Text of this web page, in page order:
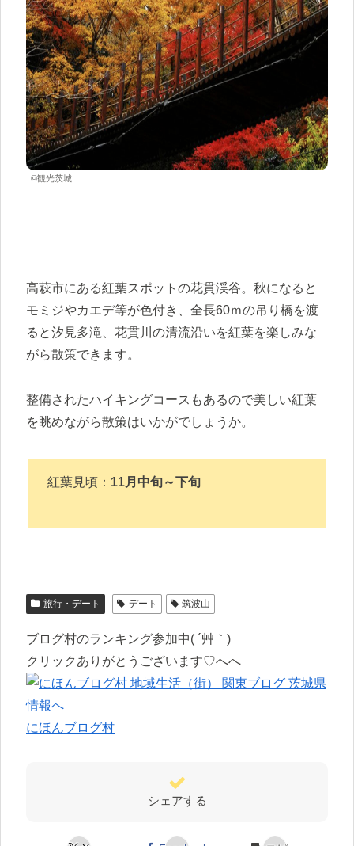
©観光茨城
高萩市にある紅葉スポットの花貫渓谷。秋になると
モミジやカエデ等が色付き、全長60ｍの吊り橋を渡
ると汐見多滝、花貫川の清流沿いを紅葉を楽しみな
がら散策できます。
整備されたハイキングコースもあるので美しい紅葉
を眺めながら散策はいかがでしょうか。
紅葉見頃： 11月中旬～下旬
旅行・デート デート 筑波山
ブログ村のランキング参加中( ´艸｀)
クリックありがとうございます♡へへ
にほんブログ村
シェアする